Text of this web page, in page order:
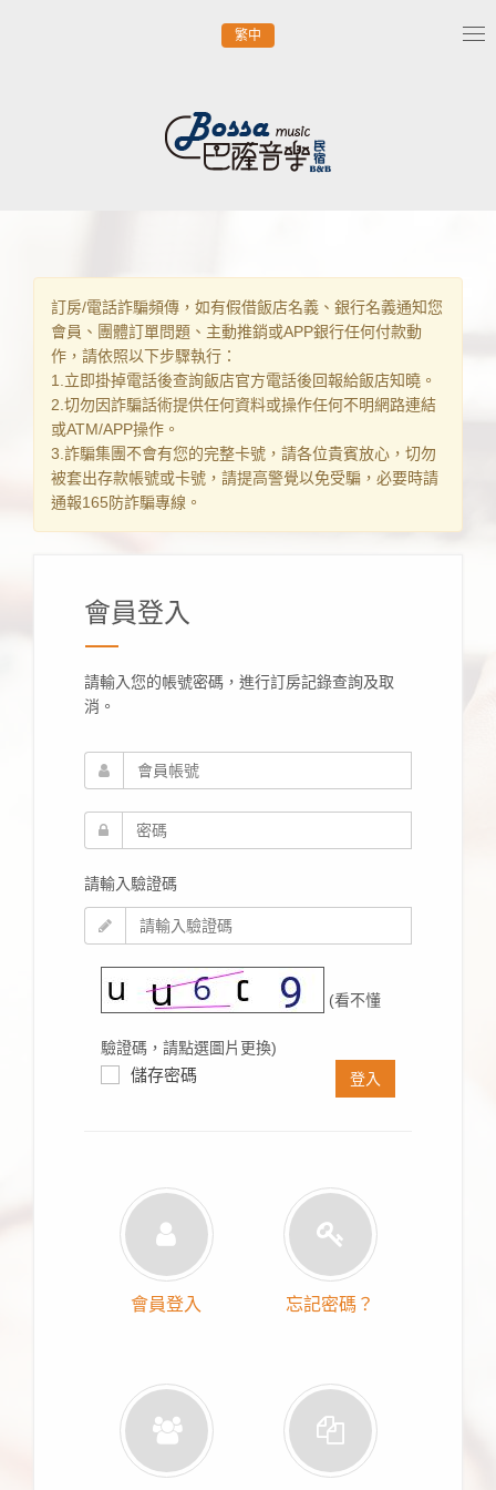
繁中
訂房/電話詐騙頻傳，如有假借飯店名義、銀行名義通知您
會員、團體訂單問題、主動推銷或APP銀行任何付款動
作，請依照以下步驟執行：
1.立即掛掉電話後查詢飯店官方電話後回報給飯店知曉。
2.切勿因詐騙話術提供任何資料或操作任何不明網路連結
或ATM/APP操作。
3.詐騙集團不會有您的完整卡號，請各位貴賓放心，切勿
被套出存款帳號或卡號，請提高警覺以免受騙，必要時請
通報165防詐騙專線。
會員登入
請輸入您的帳號密碼，進行訂房記錄查詢及取
消。
請輸入驗證碼
(看不懂
驗證碼，請點選圖片更換)
儲存密碼 登入
會員登入 忘記密碼？